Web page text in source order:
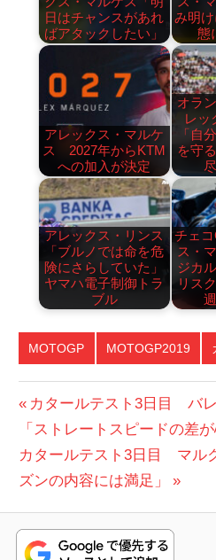
日はチャンスがあれ
ばアタックしたい」
み明
態
アレックス・マルケ
ス 2027年からKTM
への加入が決定
オラ
レッ
「自
を守
アレックス・リンス
「ブルノでは命を危
険にさらしていた」
ヤマハ電子制御トラ
ブル
チェ
ス・
ジカ
リス
MOTOGP MOTOGP2019
投
稿
ナ
ビ
ゲ
前
の
投
稿:
カタールテスト3日目 バ
「ストレートスピードの差が
次
の
稿:
カタールテスト3日目 マル
ズンの内容には満足」